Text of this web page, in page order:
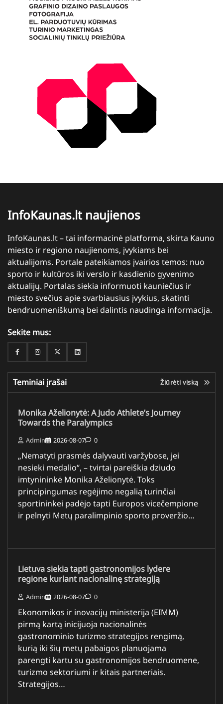
InfoKaunas.lt naujienos
InfoKaunas.lt – tai informacinė platforma, skirta Kauno
miesto ir regiono naujienoms, įvykiams bei
aktualijoms. Portale pateikiamos įvairios temos: nuo
sporto ir kultūros iki verslo ir kasdienio gyvenimo
aktualijų. Portalas siekia informuoti kauniečius ir
miesto svečius apie svarbiausius įvykius, skatinti
bendruomeniškumą bei dalintis naudinga informacija.
Sekite mus:
FacebookInstagramTwitterLinkedin
Teminiai įrašai Žiūrėti viską
Monika Aželionytė: A Judo Athlete’s Journey
Towards the Paralympics
Admin 2026-08-07 0
„Nematyti prasmės dalyvauti varžybose, jei
nesieki medalio“, – tvirtai pareiškia dziudo
imtynininkė Monika Aželionytė. Toks
principingumas regėjimo negalią turinčiai
sportininkei padėjo tapti Europos vicečempione
ir pelnyti Metų paralimpinio sporto proveržio…
Lietuva siekia tapti gastronomijos lydere
regione kuriant nacionalinę strategiją
Admin 2026-08-07 0
Ekonomikos ir inovacijų ministerija (EIMM)
pirmą kartą inicijuoja nacionalinės
gastronominio turizmo strategijos rengimą,
kurią iki šių metų pabaigos planuojama
parengti kartu su gastronomijos bendruomene,
turizmo sektoriumi ir kitais partneriais.
Strategijos…